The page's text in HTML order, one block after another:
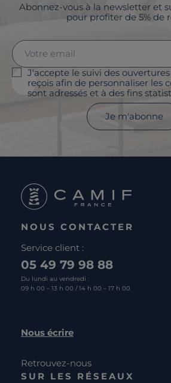
Abonnez-vous à la newsletter et
pour profiter de 5% de
J'accepte le suivi des
reçois afin de personnaliser les
sont adressés et à des fins
Je m'abonne
NOUS CONTACTER
Service client :
05 49 79 98 88
Du lundi au vendredi :
09 h 00 – 13 h 00 / 14 h 00 – 17 h 00
Nous écrire
Retrouvez-nous
SUR LES RÉSEAUX